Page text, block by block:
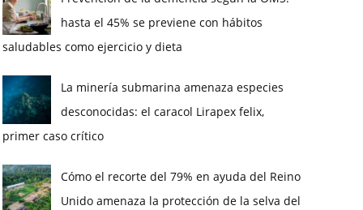
hasta el 45% se previene con hábitos
saludables como ejercicio y dieta
La minería submarina amenaza especies
desconocidas: el caracol Lirapex felix,
primer caso crítico
Cómo el recorte del 79% en ayuda del Reino
Unido amenaza la protección de la selva del